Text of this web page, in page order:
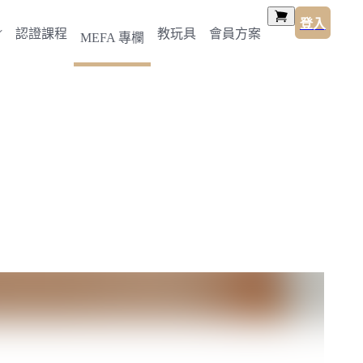
認證課程 MEFA 專欄 教玩具 會員方案
登入